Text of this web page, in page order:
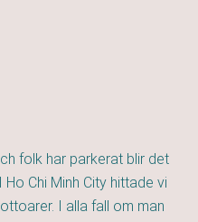
folk har parkerat blir det
Chi Minh City hittade vi
I alla fall om man